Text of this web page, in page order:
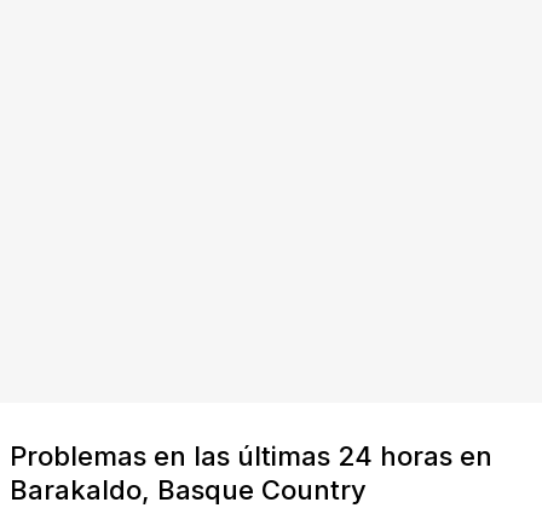
Problemas en las últimas 24 horas en
Barakaldo, Basque Country